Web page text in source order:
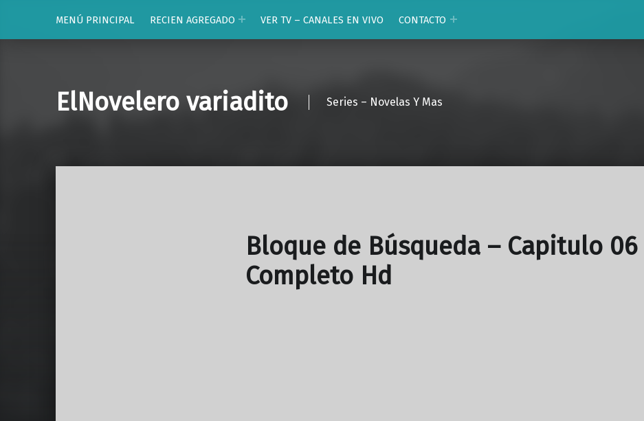
MENÚ PRINCIPAL
RECIEN AGREGADO VER TV – CANALES EN VIVO CONTACTO
ElNovelero variadito Series – Novelas Y Mas
Bloque de Búsqueda – Capitulo 06
Completo Hd